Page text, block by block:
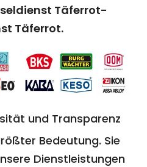
Täferrot-
Täferrot.
und Transparenz
Bedeutung. Sie
Dienstleistungen